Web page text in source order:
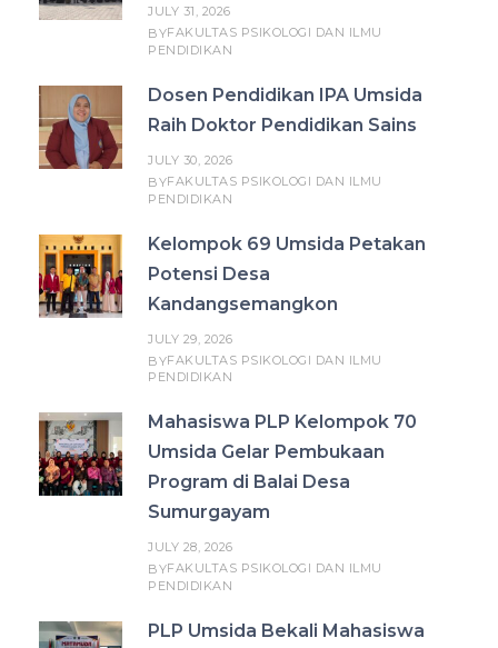
JULY 31, 2026
BYFAKULTAS PSIKOLOGI DAN ILMU
PENDIDIKAN
Dosen Pendidikan IPA Umsida
Raih Doktor Pendidikan Sains
JULY 30, 2026
BYFAKULTAS PSIKOLOGI DAN ILMU
PENDIDIKAN
Kelompok 69 Umsida Petakan
Potensi Desa
Kandangsemangkon
JULY 29, 2026
BYFAKULTAS PSIKOLOGI DAN ILMU
PENDIDIKAN
Mahasiswa PLP Kelompok 70
Umsida Gelar Pembukaan
Program di Balai Desa
Sumurgayam
JULY 28, 2026
BYFAKULTAS PSIKOLOGI DAN ILMU
PENDIDIKAN
PLP Umsida Bekali Mahasiswa